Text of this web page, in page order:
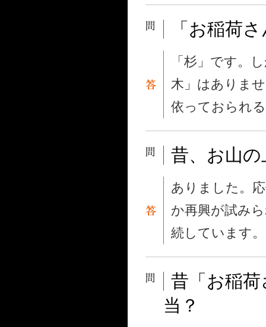
「お稲荷
「杉」です。
木」はありま
依っておられ
昔、お山
ありました。
か再興が試み
続しています。
昔「お稲
当？